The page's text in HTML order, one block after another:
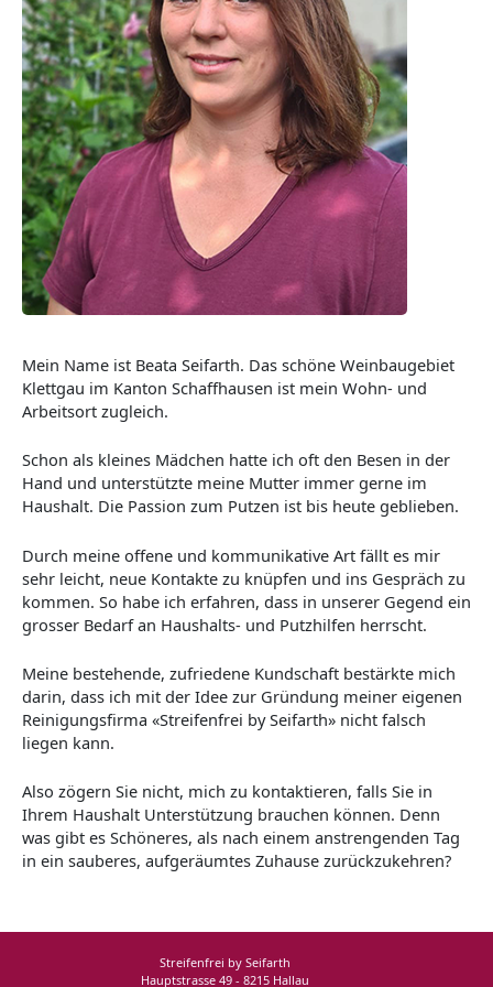
Mein Name ist Beata Seifarth. Das schöne Weinbaugebiet
Klettgau im Kanton Schaffhausen ist mein Wohn- und
Arbeitsort zugleich.
Schon als kleines Mädchen hatte ich oft den Besen in der
Hand und unterstützte meine Mutter immer gerne im
Haushalt. Die Passion zum Putzen ist bis heute geblieben.
Durch meine offene und kommunikative Art fällt es mir
sehr leicht, neue Kontakte zu knüpfen und ins Gespräch zu
kommen. So habe ich erfahren, dass in unserer Gegend ein
grosser Bedarf an Haushalts- und Putzhilfen herrscht.
Meine bestehende, zufriedene Kundschaft bestärkte mich
darin, dass ich mit der Idee zur Gründung meiner eigenen
Reinigungsfirma «Streifenfrei by Seifarth» nicht falsch
liegen kann.
Also zögern Sie nicht, mich zu kontaktieren, falls Sie in
Ihrem Haushalt Unterstützung brauchen können. Denn
was gibt es Schöneres, als nach einem anstrengenden Tag
in ein sauberes, aufgeräumtes Zuhause zurückzukehren?
Streifenfrei by Seifarth
Hauptstrasse 49 - 8215 Hallau